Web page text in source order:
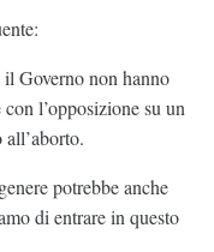
Governo non hanno
l’opposizione su un
potrebbe anche
di entrare in questo